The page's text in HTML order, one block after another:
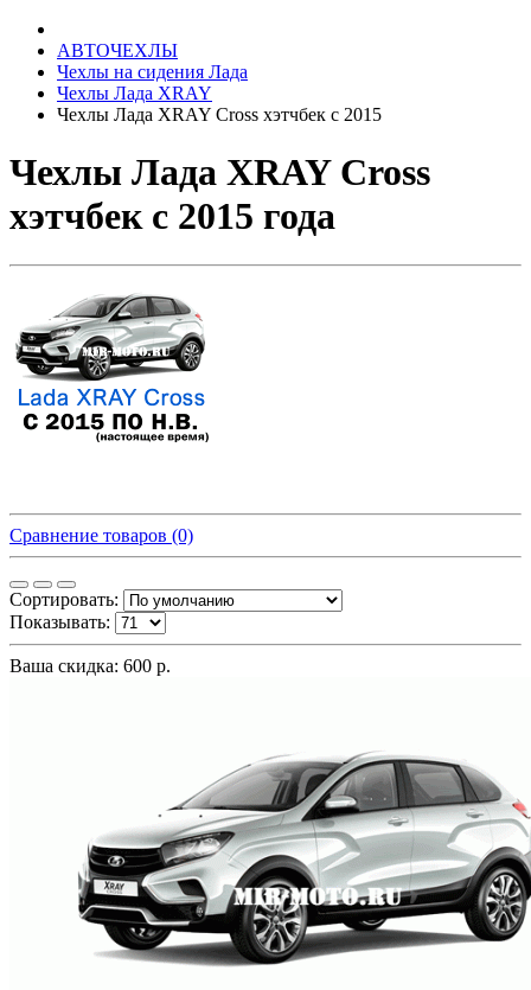
АВТОЧЕХЛЫ
Чехлы на сидения Лада
Чехлы Лада XRAY
Чехлы Лада XRAY Cross хэтчбек с 2015
Чехлы Лада XRAY Cross
хэтчбек с 2015 года
Сравнение товаров (0)
Сортировать:
Показывать:
Ваша скидка: 600 р.